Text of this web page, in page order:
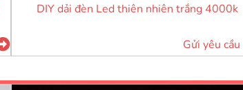
DIY dải đèn Led thiên nhiên trắng 4000k
Gửi yêu cầu